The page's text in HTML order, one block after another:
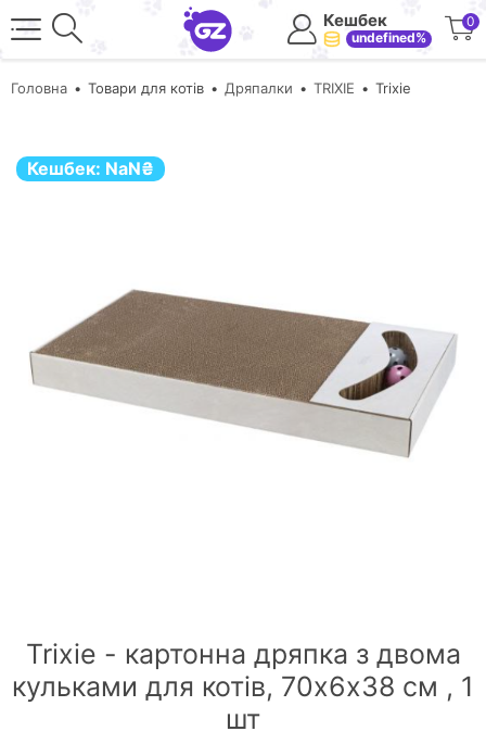
Кешбек
undefined%
0
Головна Товари для котів Дряпалки TRIXIE Trixie
Кешбек: NaN₴
Trixie - картонна дряпка з двома
кульками для котів, 70х6х38 cм , 1
шт